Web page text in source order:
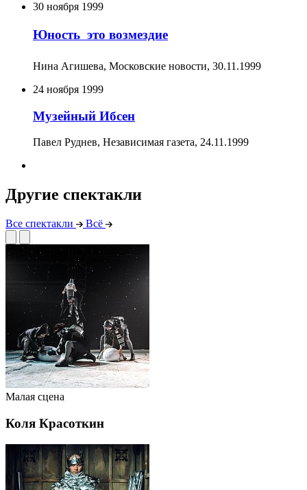
30 ноября 1999
Юность  это возмездие
Нина Агишева, Московские новости, 30.11.1999
24 ноября 1999
Музейный Ибсен
Павел Руднев, Независимая газета, 24.11.1999
Другие спектакли
Все спектакли Всё
Малая сцена
Коля Красоткин